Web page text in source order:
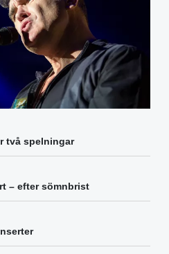
två spelningar
– efter sömnbrist